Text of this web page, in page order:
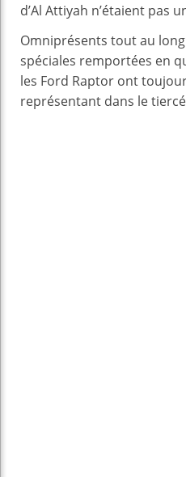
d’Al Attiyah n’étaient pas
Omniprésents tout au
spéciales remportées en
les Ford Raptor ont
représentant dans le